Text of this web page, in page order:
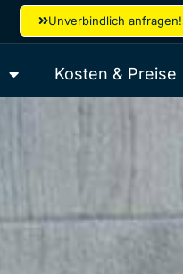
Unverbindlich anfragen!
Kosten & Preise